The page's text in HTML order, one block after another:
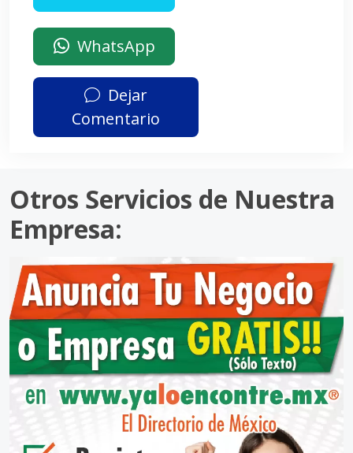
WhatsApp
Dejar
Comentario
Otros Servicios de Nuestra
Empresa: